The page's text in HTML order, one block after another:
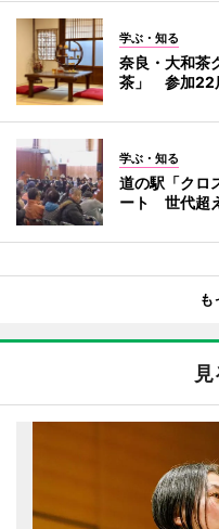
学ぶ・知る
奈良・大和茶
茶」 参加22
学ぶ・知る
道の駅「クロ
ート 世代超
も